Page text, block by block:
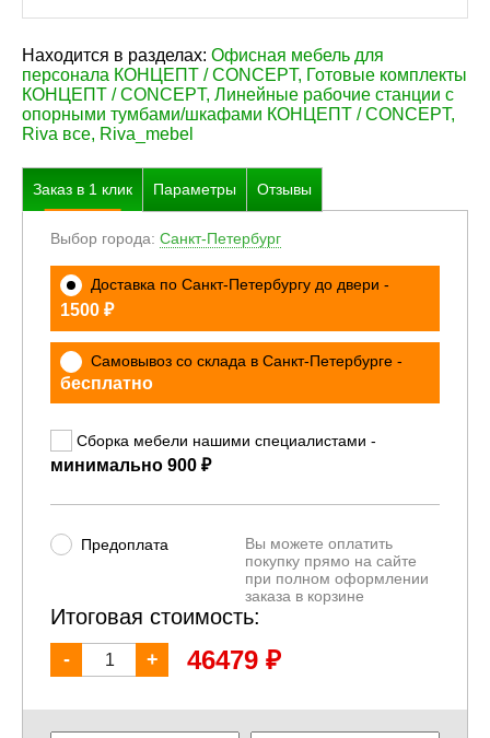
Находится в разделах: Офисная мебель для
персонала КОНЦЕПТ / CONCEPT, Готовые комплекты
КОНЦЕПТ / CONCEPT, Линейные рабочие станции с
опорными тумбами/шкафами КОНЦЕПТ / CONCEPT,
Riva все, Riva_mebel
Заказ в 1 клик Параметры Отзывы
Выбор города: Санкт-Петербург
Доставка по Санкт-Петербургу до двери -
1500 ₽
Самовывоз со склада в Санкт-Петербурге -
бесплатно
Сборка мебели нашими специалистами -
минимально 900 ₽
Предоплата
Вы можете оплатить
покупку прямо на сайте
при полном оформлении
заказа в корзине
Итоговая стоимость:
- + 46479 ₽